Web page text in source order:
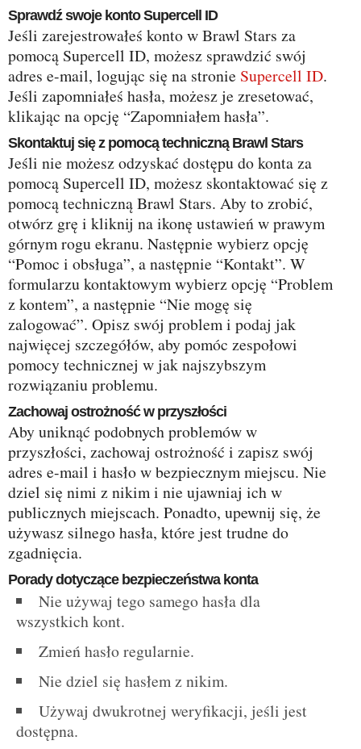
Sprawdź swoje konto Supercell ID
Jeśli zarejestrowałeś konto w Brawl Stars za
pomocą Supercell ID, możesz sprawdzić swój
adres e-mail, logując się na stronie Supercell ID.
Jeśli zapomniałeś hasła, możesz je zresetować,
klikając na opcję “Zapomniałem hasła”.
Skontaktuj się z pomocą techniczną Brawl Stars
Jeśli nie możesz odzyskać dostępu do konta za
pomocą Supercell ID, możesz skontaktować się z
pomocą techniczną Brawl Stars. Aby to zrobić,
otwórz grę i kliknij na ikonę ustawień w prawym
górnym rogu ekranu. Następnie wybierz opcję
“Pomoc i obsługa”, a następnie “Kontakt”. W
formularzu kontaktowym wybierz opcję “Problem
z kontem”, a następnie “Nie mogę się
zalogować”. Opisz swój problem i podaj jak
najwięcej szczegółów, aby pomóc zespołowi
pomocy technicznej w jak najszybszym
rozwiązaniu problemu.
Zachowaj ostrożność w przyszłości
Aby uniknąć podobnych problemów w
przyszłości, zachowaj ostrożność i zapisz swój
adres e-mail i hasło w bezpiecznym miejscu. Nie
dziel się nimi z nikim i nie ujawniaj ich w
publicznych miejscach. Ponadto, upewnij się, że
używasz silnego hasła, które jest trudne do
zgadnięcia.
Porady dotyczące bezpieczeństwa konta
Nie używaj tego samego hasła dla
wszystkich kont.
Zmień hasło regularnie.
Nie dziel się hasłem z nikim.
Używaj dwukrotnej weryfikacji, jeśli jest
dostępna.